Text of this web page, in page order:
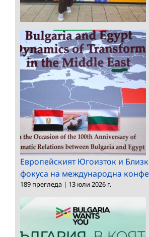
Европейският Югоизток и
фокуса на международна
189 прегледа | 13 юли 2026 г.